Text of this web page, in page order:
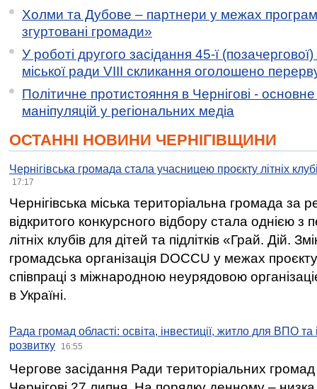
Холми та Дубове – партнери у межах
згуртовані громади»
У роботі другого засідання 45-ї (позачергової)
міської ради VIII скликання оголошено
Політичне протистояння в Чернігові -
маніпуляцій у регіональних медіа
ОСТАННІ НОВИНИ ЧЕРНІГІВЩИНИ
Чернігівська громада стала учасницею проєкту літніх
17:17
Чернігівська міська територіальна громада за
відкритого конкурсного відбору стала однією
літніх клубів для дітей та підлітків «Грай. Дій.
громадська організація DOCCU у межах
співпраці з міжнародною неурядовою
в Україні.
Рада громад області: освіта, інвестиції, житло для ВПО
розвитку
16:55
Чергове засідання Ради територіальних громад